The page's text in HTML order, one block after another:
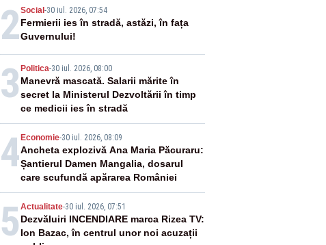
2Social -30 iul. 2026, 07:54
Fermierii ies în stradă, astăzi, în fața
Guvernului!
3 Politica-30 iul. 2026, 08:00
Manevră mascată. Salarii mărite în
secret la Ministerul Dezvoltării în timp
ce medicii ies în stradă
4 Economie-30 iul. 2026, 08:09
Ancheta explozivă Ana Maria Păcuraru:
Șantierul Damen Mangalia, dosarul
care scufundă apărarea României
5 Actualitate-30 iul. 2026, 07:51
Dezvăluiri INCENDIARE marca Rizea TV:
Ion Bazac, în centrul unor noi acuzații